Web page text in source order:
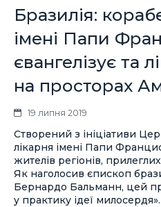
Бразилія:
імені Папи
євангелізує та
на просторах
19 липня 2019
Створений з ініціативи
лікарня імені Папи
жителів регіонів,
Як наголосив єпископ
Бернардо Бальманн, цей
у практику ідеї милосердя».